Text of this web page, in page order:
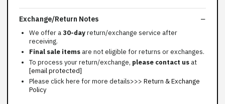
Exchange/Return Notes
We offer a30-dayreturn/exchange service after
receiving.
Final sale items are not eligible for returns or exchanges.
To process your return/exchange, please contact us at
[email protected]
Please click here for more details>>> Return & Exchange
Policy